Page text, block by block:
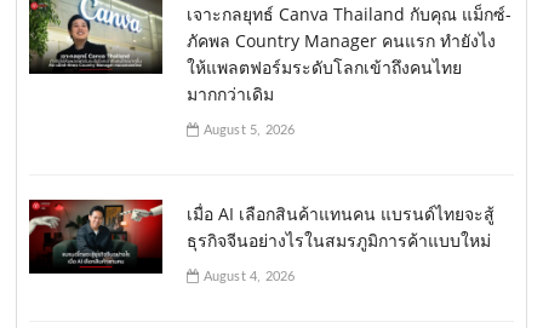
เจาะกลยุทธ์ Canva Thailand กับคุณ แม็กซ์-
ภัคพล Country Manager คนแรก ทำยังไง
ให้แพลตฟอร์มระดับโลกเข้าถึงคนไทย
มากกว่าเดิม
August 5, 2026
เมื่อ AI เลือกสินค้าแทนคน แบรนด์ไทยจะสู้
ธุรกิจจีนอย่างไรในสมรภูมิการค้าแบบใหม่
August 4, 2026